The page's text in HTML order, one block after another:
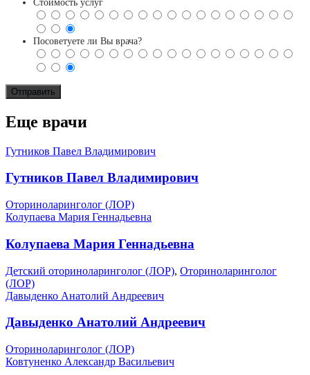
Стоимость услуг
Посоветуете ли Вы врача?
Еще врачи
Гутников Павел Владимирович
Гутников Павел Владимирович
Оториноларинголог (ЛОР)
Колупаева Мария Геннадьевна
Колупаева Мария Геннадьевна
Детский оториноларинголог (ЛОР), Оториноларинголог
(ЛОР)
Давыденко Анатолий Андреевич
Давыденко Анатолий Андреевич
Оториноларинголог (ЛОР)
Ковтуненко Александр Васильевич